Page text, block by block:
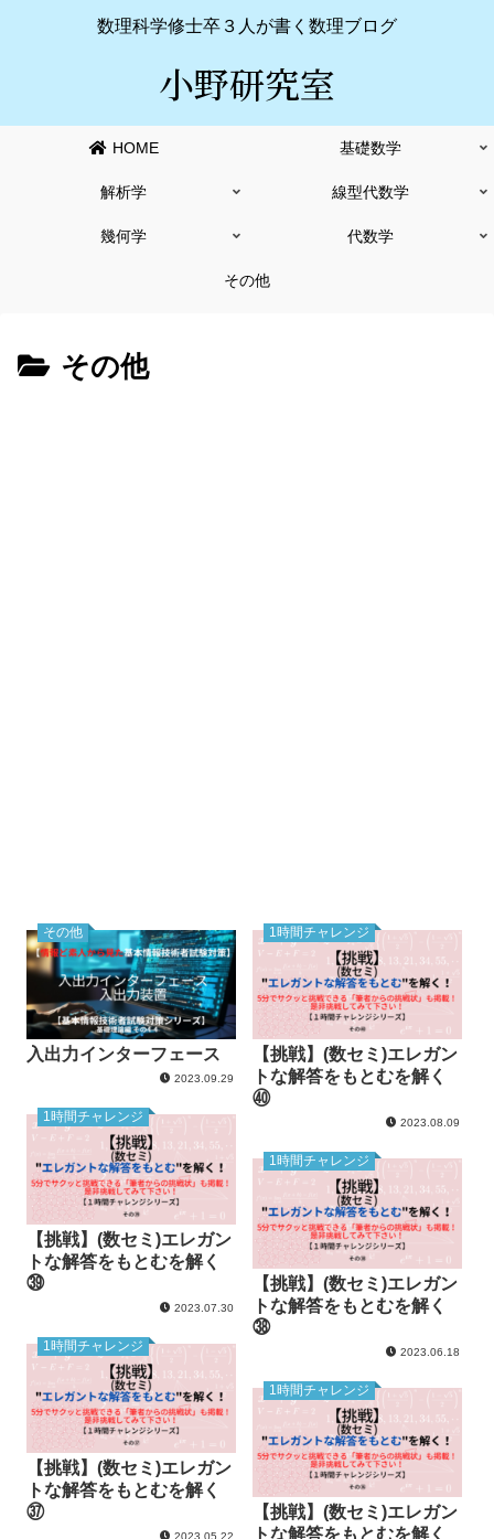
数理科学修士卒３人が書く数理ブログ
小野研究室
HOME 基礎数学
解析学 線型代数学
幾何学 代数学
その他
その他
その他
入出力インターフェース
2023.09.29
1時間チャレンジ
【挑戦】(数セミ)エレガン
トな解答をもとむを解く
㊵
2023.08.09
1時間チャレンジ
【挑戦】(数セミ)エレガン
トな解答をもとむを解く
㊴
2023.07.30
1時間チャレンジ
【挑戦】(数セミ)エレガン
トな解答をもとむを解く
㊳
2023.06.18
1時間チャレンジ
【挑戦】(数セミ)エレガン
トな解答をもとむを解く
㊲
2023.05.22
1時間チャレンジ
【挑戦】(数セミ)エレガン
トな解答をもとむを解く